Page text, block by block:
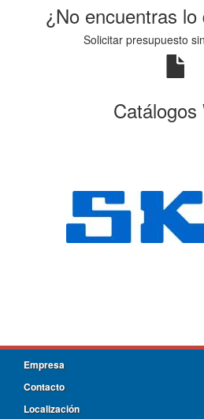
¿No encuentras
Solicitar presupuesto
Catálogos
Empresa
Contacto
Localización